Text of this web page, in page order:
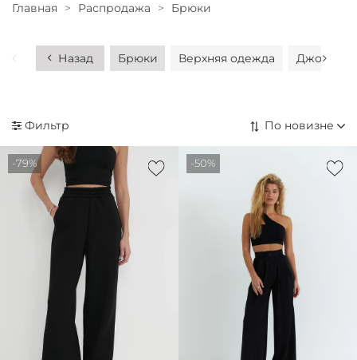
Главная Распродажа Брюки
Назад Брюки Верхняя одежда Джоггеры
Фильтр
-79% -50%